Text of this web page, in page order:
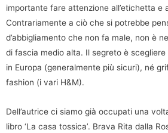
importante fare attenzione all’etichetta e
Contrariamente a ciò che si potrebbe
d’abbigliamento che non fa male, non è
di fascia medio alta. Il segreto è
in Europa (generalmente più sicuri), né
fashion (i vari H&M).
Dell’autrice ci siamo già occupati una
libro ‘La casa tossica’. Brava Rita dalla